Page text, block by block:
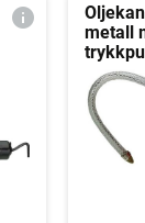
metall